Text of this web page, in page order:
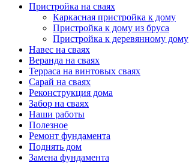
Пристройка на сваях
Каркасная пристройка к дому
Пристройка к дому из бруса
Пристройка к деревянному дому
Навес на сваях
Веранда на сваях
Терраса на винтовых сваях
Cарай на сваях
Реконструкция дома
Забор на сваях
Наши работы
Полезное
Ремонт фундамента
Поднять дом
Замена фундамента